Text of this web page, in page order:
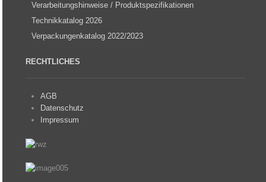
Verarbeitungshinweise / Produktspezifikationen
Technikkatalog 2026
Verpackungenkatalog 2022/2023
RECHTLICHES
AGB
Datenschutz
Impressum